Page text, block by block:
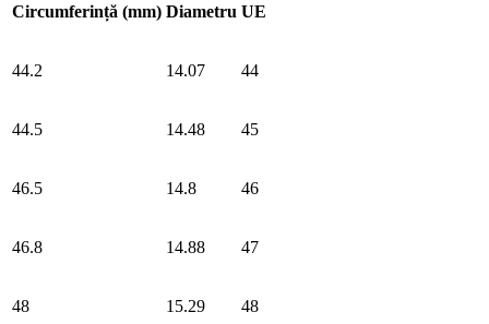
Circumferință (mm) Diametru UE
44.2 14.07 44
44.5 14.48 45
46.5 14.8 46
46.8 14.88 47
48 15.29 48